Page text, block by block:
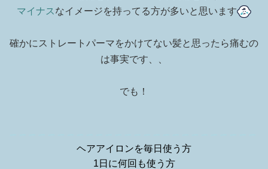
マイナス なイメージを持ってる方が多いと思います
確かにストレートパーマをかけてない髪と思ったら痛むの
は事実です、、
でも！
ヘアアイロンを毎日使う方
1日に何回も使う方